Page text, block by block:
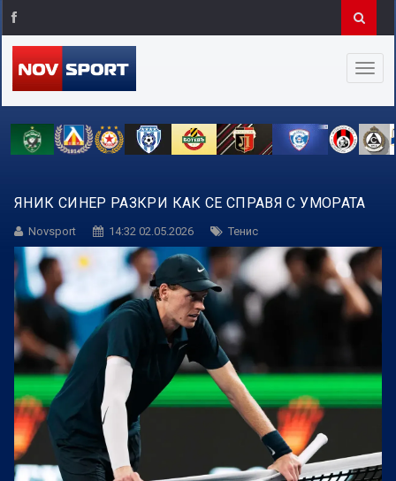
ЯНИК СИНЕР РАЗКРИ КАК СЕ СПРАВЯ С УМОРАТА
Novsport 14:32 02.05.2026 Тенис